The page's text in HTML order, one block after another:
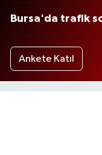
Bursa'da trafik
Ankete Katıl